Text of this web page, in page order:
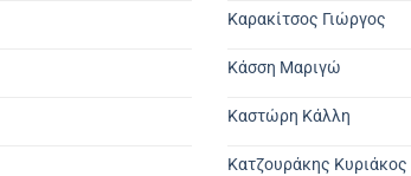
Καρακίτσος Γιώργος
Κάσση Μαριγώ
Καστώρη Κάλλη
Κατζουράκης Κυριάκος